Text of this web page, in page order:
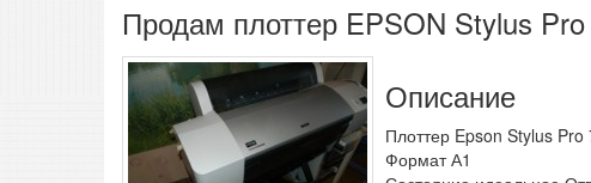
Продам плоттер EPSON Stylus
Описание
Плоттер Epson Stylus Pro
Формат А1